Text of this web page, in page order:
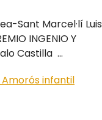
Sant Marcel·lí Luis
INGENIO Y
Castilla ...